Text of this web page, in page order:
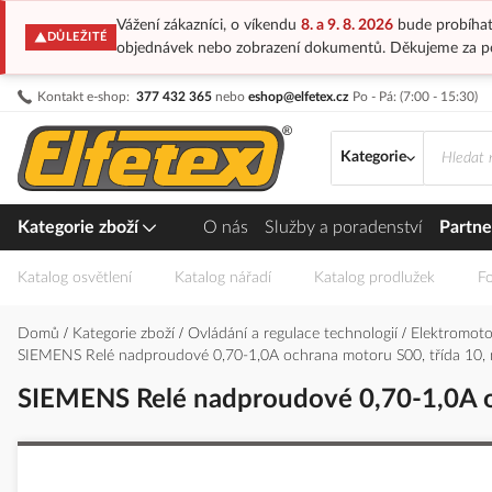
DŮLEŽITÉ
Vážení zákazníci, o víkendu 8. a 9. 8. 2026bude probíhat
objednávek nebo zobrazení dokumentů. Děkujeme za
Kontakt e-shop: 377 432 365 nebo eshop@elfetex.cz Po - Pá: (7:00 - 15:30)
Přejít
obsah
Kategorie
Kategorie zboží O nás Služby a poradenství
Katalog osvětlení Katalog nářadí Katalog prodlužek
Domů Kategorie zboží Ovládání a regulace technologií
SIEMENS Relé nadproudové 0,70-1,0A ochrana motoru S00, třída 10,
SIEMENS Relé nadproudové 0,70-